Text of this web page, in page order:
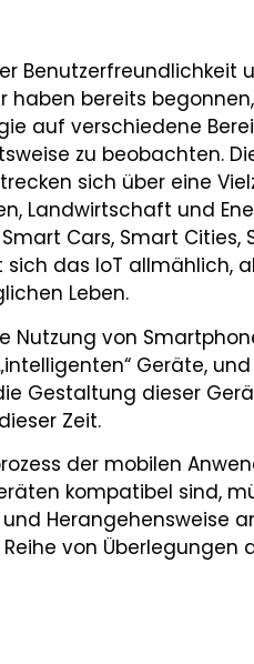
Benutzerfreundlichkeit
haben bereits
auf verschiedene
zu beobachten.
sich über eine
Landwirtschaft und
Cars, Smart Cities,
das IoT allmählich,
Leben.
Nutzung von
Geräte,
Gestaltung dieser
dieser Zeit.
der mobilen
kompatibel sind,
Herangehensweise
von Überlegungen